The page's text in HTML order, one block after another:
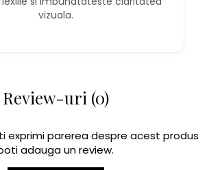
vizuala.
Review-uri (0)
exprimi parerea despre acest produs
adauga un review.